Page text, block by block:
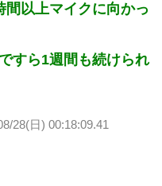
以上マイクに向かっ
すら1週間も続けられ
28(日) 00:18:09.41